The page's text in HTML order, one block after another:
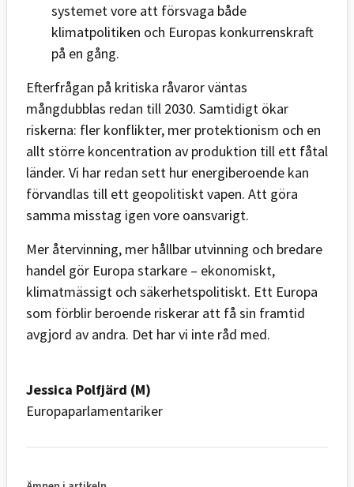
systemet vore att försvaga både
klimatpolitiken och Europas konkurrenskraft
på en gång.
Efterfrågan på kritiska råvaror väntas
mångdubblas redan till 2030. Samtidigt ökar
riskerna: fler konflikter, mer protektionism och en
allt större koncentration av produktion till ett fåtal
länder. Vi har redan sett hur energiberoende kan
förvandlas till ett geopolitiskt vapen. Att göra
samma misstag igen vore oansvarigt.
Mer återvinning, mer hållbar utvinning och bredare
handel gör Europa starkare – ekonomiskt,
klimatmässigt och säkerhetspolitiskt. Ett Europa
som förblir beroende riskerar att få sin framtid
avgjord av andra. Det har vi inte råd med.
Jessica Polfjärd (M)
Europaparlamentariker